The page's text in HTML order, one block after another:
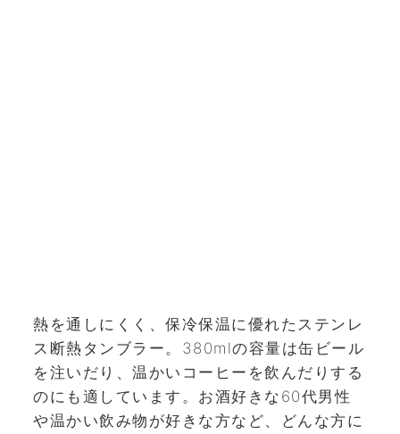
熱を通しにくく、保冷保温に優れたステンレ
ス断熱タンブラー。380mlの容量は缶ビール
を注いだり、温かいコーヒーを飲んだりする
のにも適しています。お酒好きな60代男性
や温かい飲み物が好きな方など、どんな方に